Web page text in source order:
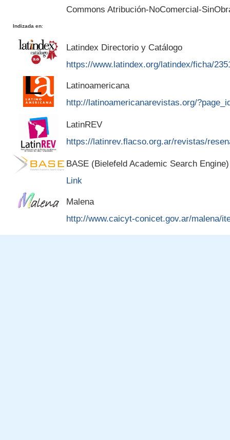
Commons Atribución-NoComercial-
Indizada en:
Latindex Directorio y Catálogo
https://www.latindex.org/latindex/ficha/
Latinoamericana
http://latinoamericanarevistas.org/
LatinREV
https://latinrev.flacso.org.ar/revistas/
BASE (Bielefeld Academic Search Engine)
Link
Malena
http://www.caicyt-conicet.gov.ar/malena/